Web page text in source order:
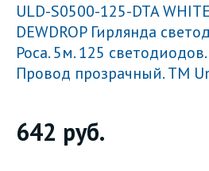
ULD-S0500-125-DTA WHITE IP20
DEWDROP Гирлянда
Роса. 5м. 125
Провод прозрачный. ТМ
642 руб.